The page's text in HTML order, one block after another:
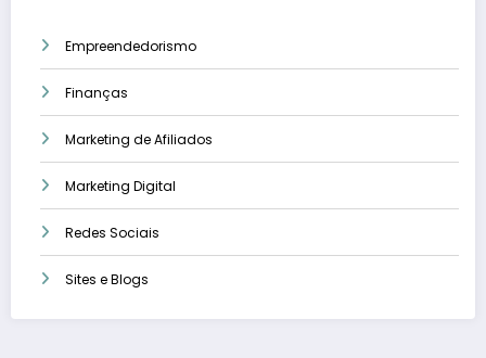
Empreendedorismo
Finanças
Marketing de Afiliados
Marketing Digital
Redes Sociais
Sites e Blogs